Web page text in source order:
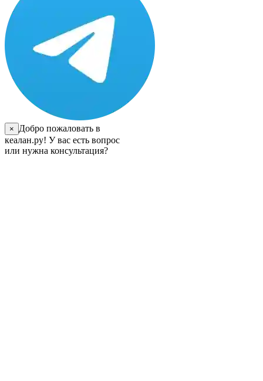
×
Добро пожаловать в
кеалан.ру! У вас есть вопрос
или нужна консультация?